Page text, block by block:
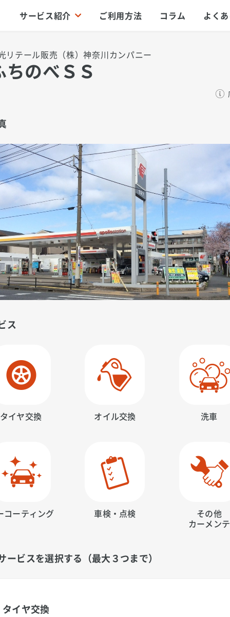
サービス紹介 ご利用方法 コラム よく
リテール販売（株）神奈川カンパニー
ちのべＳＳ
ス
タイヤ交換 オイル交換 洗車
コーティング 車検・点検
その他
カーメンテ
ービスを選択する（最大３つまで）
タイヤ交換